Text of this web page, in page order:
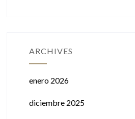
ARCHIVES
enero 2026
diciembre 2025